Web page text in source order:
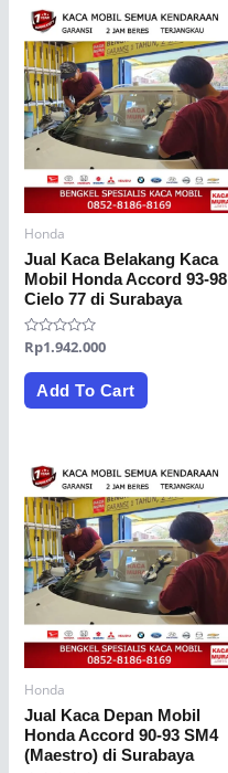
Honda
Jual Kaca Belakang Kaca
Mobil Honda Accord 93-98
Cielo 77 di Surabaya
Rated
out
Rp1.942.000
Add To Cart
Honda
Jual Kaca Depan Mobil
Honda Accord 90-93 SM4
(Maestro) di Surabaya